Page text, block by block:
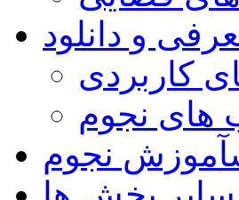
و دانلود
کاربردی
های نجوم
آموزش نجوم